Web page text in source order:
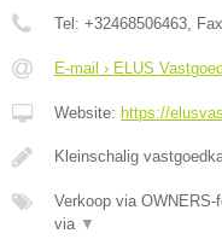
Tel: +32468506463,
E-mail › ELUS Vastgoed
Website: https://
Kleinschalig
Verkoop via
via ▼